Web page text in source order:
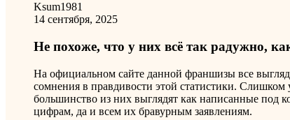
Ksum1981
14 сентября, 2025
Не похоже, что у них всё так радужно,
На официальном сайте данной франшизы все
сомнения в правдивости этой статистики.
большинство из них выглядят как написанные под
цифрам, да и всем их бравурным заявлениям.